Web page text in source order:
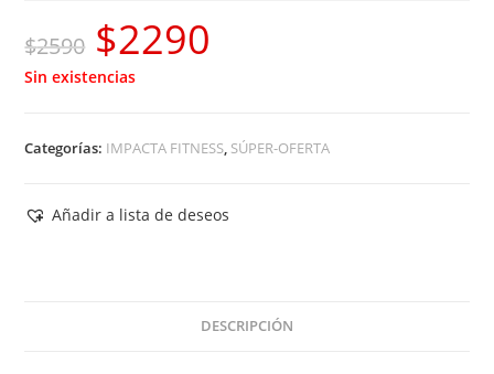
$2590 El
precio
$2290
Sin existencias
Categorías: IMPACTA FITNESS, SÚPER-OFERTA
Añadir a lista de deseos
DESCRIPCIÓN